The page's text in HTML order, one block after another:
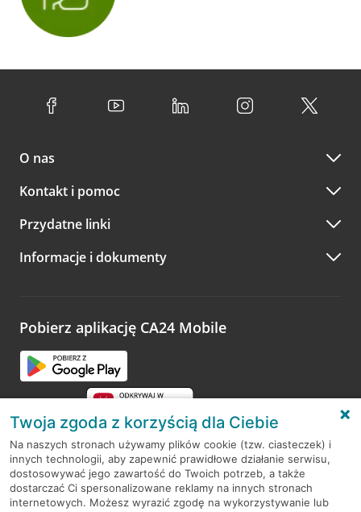
O nas
Kontakt i pomoc
Przydatne linki
Informacje i dokumenty
Pobierz aplikację CA24 Mobile
RODO
Regulamin serwisu
Twoja zgoda z korzyścią dla Ciebie
Na naszych stronach używamy plików cookie (tzw. ciasteczek) i
innych technologii, aby zapewnić prawidłowe działanie serwisu,
dostosowywać jego zawartość do Twoich potrzeb, a także
dostarczać Ci spersonalizowane reklamy na innych stronach
internetowych. Możesz wyrazić zgodę na wykorzystywanie lub